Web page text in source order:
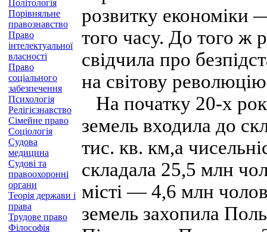
Політологія
Порівняльне
правознавство
Право
інтелектуальної
власності
Право
соціального
забезпечення
Психологія
Релігієзнавство
Сімейне право
Соціологія
Судова
медицина
Судові та
правоохоронні
органи
Теорія держави і
права
Трудове право
Філософія
розвитку економіки
того часу. До того ж
свідчила про
на світову
На початку 20-х
земель входила до
тис. кв. км,а
складала 25,5 млн
місті — 4,6 млн
земель захопила